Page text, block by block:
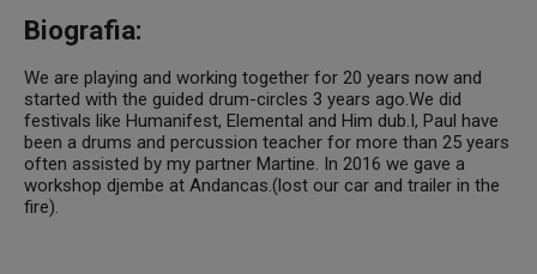
Biografia:
We are playing and working together for 20 years now and
started with the guided drum-circles 3 years ago.We did
festivals like Humanifest, Elemental and Him dub.I, Paul have
been a drums and percussion teacher for more than 25 years
often assisted by my partner Martine. In 2016 we gave a
workshop djembe at Andancas.(lost our car and trailer in the
fire).